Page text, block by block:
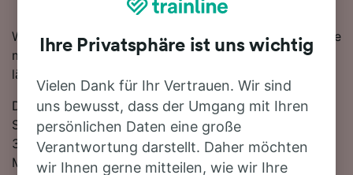
Wenn Sie mehr über die Reise von Mailand nach Trieste
mit dem Zug erfahren möchten, suchen Sie nicht
länger!
Die schnellste Reisezeit auf dieser Strecke beträgt 4
Stunden 59 Minuten, wobei etwa 30 Züge am Tag die
357 km zwischen den beiden Bahnhöfen zurücklegen.
Mit den verfügbaren direkten Verbindungen können
Ihre Privatsphäre ist uns wichtig
Vielen Dank für Ihr Vertrauen. Wir sind
uns bewusst, dass der Umgang mit Ihren
persönlichen Daten eine große
Verantwortung darstellt. Daher möchten
wir Ihnen gerne mitteilen, wie wir Ihre